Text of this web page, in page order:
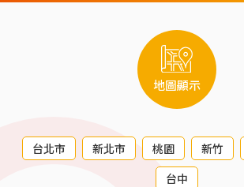
地圖顯示
台北市 新北市 桃園 新竹
台中